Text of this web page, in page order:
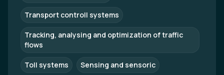
Transport controll systems
Tracking, analysing and optimization of traffic
flows
Toll systems Sensing and sensoric